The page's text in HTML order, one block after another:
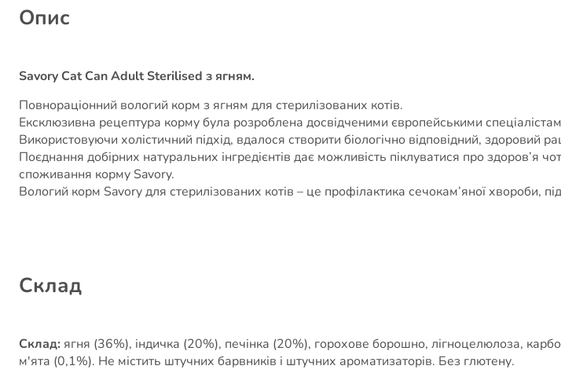
Опис
Savory Cat Can Adult Sterilised з ягням.
Повнораціонний вологий корм з ягням для стерилізованих котів.
Ексклюзивна рецептура корму була розроблена досвідченими європейськими
Використовуючи холістичний підхід, вдалося створити біологічно відповідний,
Поєднання добірних натуральних інгредієнтів дає можливість піклуватися про
споживання корму Savory.
Вологий корм Savory для стерилізованих котів – це профілактика сечокам’яної хвороби,
Cклад
Склад: ягня (36%), індичка (20%), печінка (20%), горохове борошно, лігноцелюлоза,
м'ята (0,1%). Не містить штучних барвників і штучних ароматизаторів. Без глютену.